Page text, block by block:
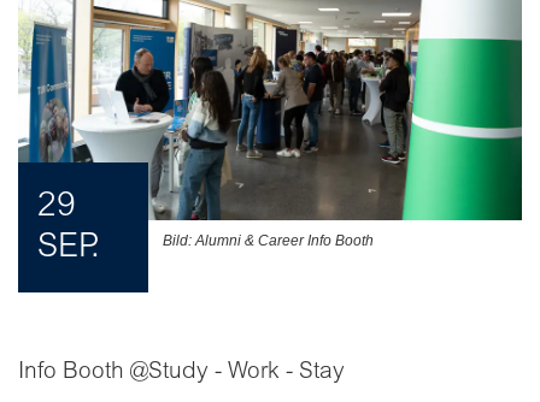
Bild: Alumni & Career Info Booth
29
SEP.
Info Booth @Study - Work - Stay